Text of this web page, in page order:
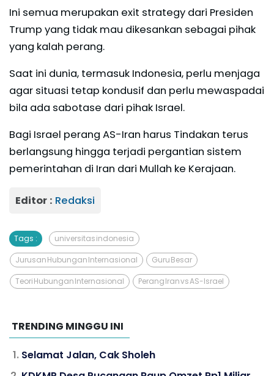
Ini semua merupakan exit strategy dari Presiden
Trump yang tidak mau dikesankan sebagai pihak
yang kalah perang.
Saat ini dunia, termasuk Indonesia, perlu menjaga
agar situasi tetap kondusif dan perlu mewaspadai
bila ada sabotase dari pihak Israel.
Bagi Israel perang AS-Iran harus Tindakan terus
berlangsung hingga terjadi pergantian sistem
pemerintahan di Iran dari Mullah ke Kerajaan.
Editor : Redaksi
Tags : universitas indonesia
Jurusan Hubungan Internasional Guru Besar
Teori Hubungan Internasional Perang Iran vs AS-Israel
TRENDING MINGGU INI
Selamat Jalan, Cak Sholeh